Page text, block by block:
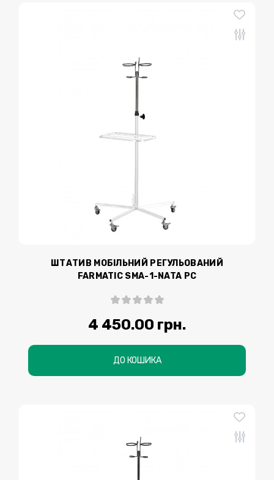
ШТАТИВ МОБІЛЬНИЙ РЕГУЛЬОВАНИЙ
FARMATIC SMA-1-NATA PC
4 450.00 грн.
ДО КОШИКА